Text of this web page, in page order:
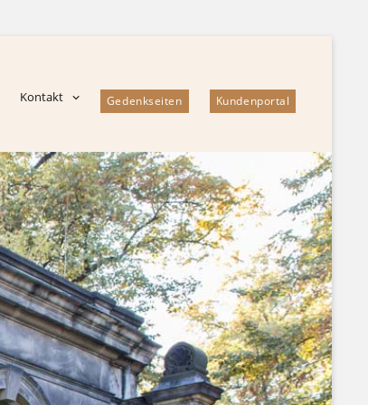
Kontakt Gedenkseiten Kundenportal